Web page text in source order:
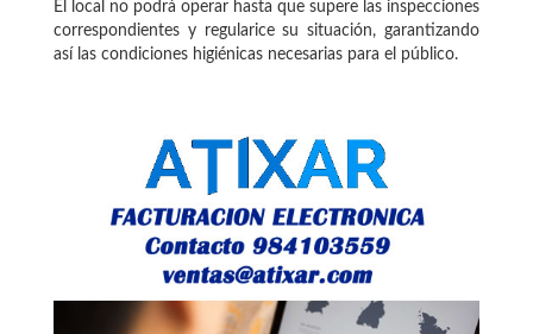
El local no podrá operar hasta que supere las inspecciones
correspondientes y regularice su situación, garantizando
así las condiciones higiénicas necesarias para el público.